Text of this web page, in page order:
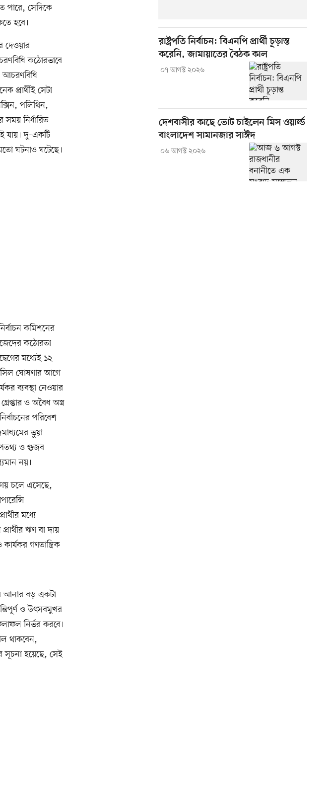
পারে, সেদিকে
হবে।
দেওয়ার
কঠোরভাবে
আচরণবিধি
প্রার্থীই সেটা
পলিথিন,
সময় নির্ধারিত
যায়। দু-একটি
মতো ঘটনাও ঘটেছে।
কমিশনের
কঠোরতা
মধ্যেই ১২
ঘোষণার আগে
ব্যবস্থা নেওয়ার
ও অবৈধ অস্ত্র
পরিবেশ
ভুয়া
অপতথ্য ও গুজব
নয়।
চলে এসেছে,
মধ্যে
ঋণ বা দায়
গণতান্ত্রিক
আনার বড় একটা
ও উৎসবমুখর
নির্ভর করবে।
থাকবেন,
সূচনা হয়েছে, সেই
রাষ্ট্রপতি নির্বাচন: বিএনপি প্রার্থী চূড়ান্ত
করেনি, জামায়াতের বৈঠক কাল
০৭ আগস্ট ২০২৬
দেশবাসীর কাছে ভোট চাইলেন মিস ওয়ার্ল্ড
বাংলাদেশ সামানজার সাঈদ
০৬ আগস্ট ২০২৬